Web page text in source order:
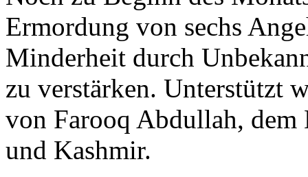
Ermordung von sechs
Minderheit durch
zu verstärken. Unterstützt
von Farooq Abdullah, dem
und Kashmir.